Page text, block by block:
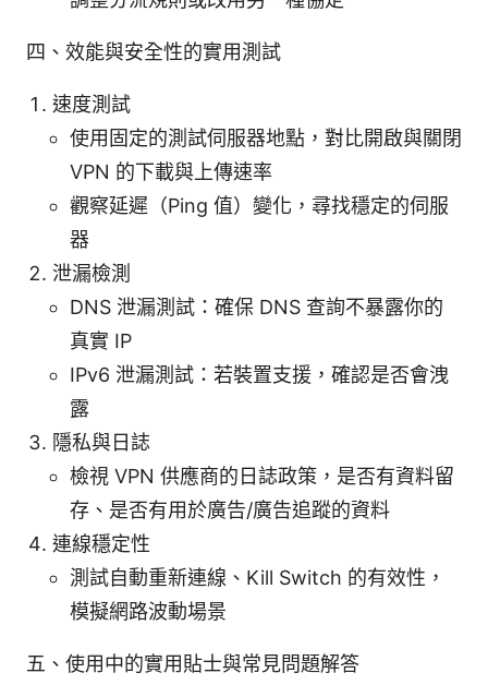
四、效能與安全性的實用測試
速度測試
使用固定的測試伺服器地點，對比開啟與關閉
VPN 的下載與上傳速率
觀察延遲（Ping 值）變化，尋找穩定的伺服
器
泄漏檢測
DNS 泄漏測試：確保 DNS 查詢不暴露你的
真實 IP
IPv6 泄漏測試：若裝置支援，確認是否會洩
露
隱私與日誌
檢視 VPN 供應商的日誌政策，是否有資料留
存、是否有用於廣告/廣告追蹤的資料
連線穩定性
測試自動重新連線、Kill Switch 的有效性，
模擬網路波動場景
五、使用中的實用貼士與常見問題解答